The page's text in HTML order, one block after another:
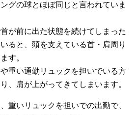
グの球とほぼ同じと言われていま
が前に出た状態を続けてしまった
ると、頭を支えている首・肩周り
す。
重い通勤リュックを担いでいる方
、肩が上がってきてしまいます。
重いリュックを担いでの出勤で、